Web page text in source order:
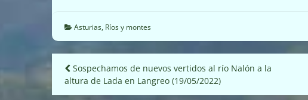
Asturias, Ríos y montes
Navegación
de
Sospechamos de nuevos vertidos al río Nalón a la
altura de Lada en Langreo (19/05/2022)